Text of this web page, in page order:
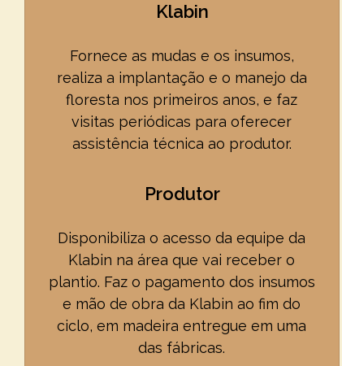
Klabin
Fornece as mudas e os insumos,
realiza a implantação e o manejo da
floresta nos primeiros anos, e faz
visitas periódicas para oferecer
assistência técnica ao produtor.
Produtor
Disponibiliza o acesso da equipe da
Klabin na área que vai receber o
plantio. Faz o pagamento dos insumos
e mão de obra da Klabin ao fim do
ciclo, em madeira entregue em uma
das fábricas.